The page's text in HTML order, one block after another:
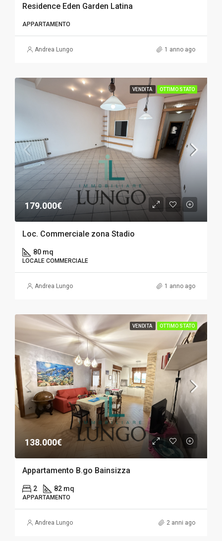
Residence Eden Garden Latina
APPARTAMENTO
Andrea Lungo 1 anno ago
VENDITA OTTIMO STATO
179.000€
Loc. Commerciale zona Stadio
80 mq
LOCALE COMMERCIALE
Andrea Lungo 1 anno ago
VENDITA OTTIMO STATO
138.000€
Appartamento B.go Bainsizza
2 82 mq
APPARTAMENTO
Andrea Lungo 2 anni ago